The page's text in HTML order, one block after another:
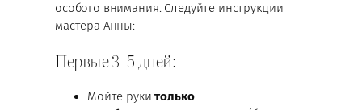
особого внимания. Следуйте инструкции
мастера Анны:
Первые 3–5 дней:
Мойте рукитолько